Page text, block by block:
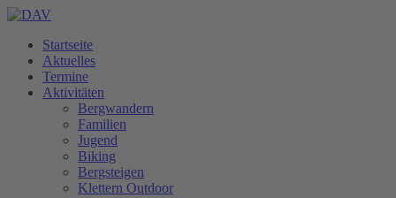
Startseite
Aktuelles
Termine
Aktivitäten
Bergwandern
Familien
Jugend
Biking
Bergsteigen
Klettern Outdoor